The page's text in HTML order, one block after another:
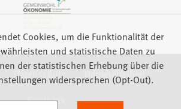
Datenschutz
Barrierefreiheit
Feedback
Cookies, um die Funktionalität der
und statistische Daten zu
der statistischen Erhebung über die
widersprechen (Opt-Out).